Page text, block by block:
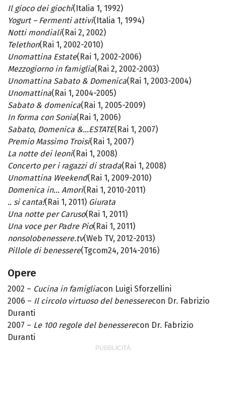
Il gioco dei giochi(Italia 1, 1992)
Yogurt – Fermenti attivi(Italia 1, 1994)
Notti mondiali(Rai 2, 2002)
Telethon(Rai 1, 2002-2010)
Unomattina Estate(Rai 1, 2002-2006)
Mezzogiorno in famiglia(Rai 2, 2002-2003)
Unomattina Sabato & Domenica(Rai 1, 2003-2004)
Unomattina(Rai 1, 2004-2005)
Sabato & domenica(Rai 1, 2005-2009)
In forma con Sonia(Rai 1, 2006)
Sabato, Domenica &…ESTATE(Rai 1, 2007)
Premio Massimo Troisi(Rai 1, 2007)
La notte dei leoni(Rai 1, 2008)
Concerto per i ragazzi di strada(Rai 1, 2008)
Unomattina Weekend(Rai 1, 2009-2010)
Domenica in… Amori(Rai 1, 2010-2011)
.. si canta!(Rai 1, 2011) Giurata
Una notte per Caruso(Rai 1, 2011)
Una voce per Padre Pio(Rai 1, 2011)
nonsolobenessere.tv(Web TV, 2012-2013)
Pillole di benessere(Tgcom24, 2014-2016)
Opere
2002 – Cucina in famigliacon Luigi Sforzellini
2006 – Il circolo virtuoso del benesserecon Dr. Fabrizio
Duranti
2007 – Le 100 regole del benesserecon Dr. Fabrizio
Duranti